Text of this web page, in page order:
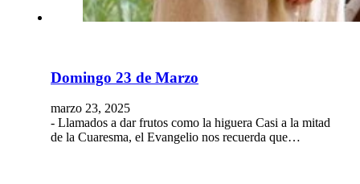
Domingo 23 de Marzo
marzo 23, 2025
- Llamados a dar frutos como la higuera Casi a la mitad
de la Cuaresma, el Evangelio nos recuerda que…